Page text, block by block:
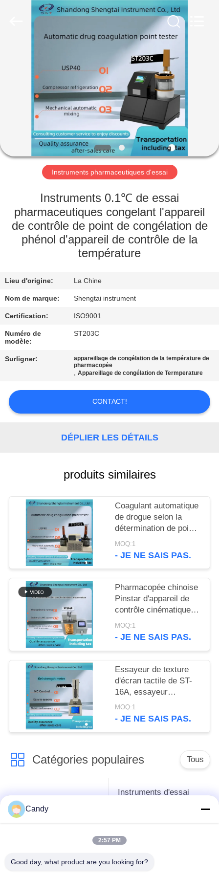
PRODUITS
SUJET
DE
NOUS
VISITE
D'USINE
CONTRÔLE
CONTACTEZ-
NOUS
DEMANDEZ
UNE
PLAN
Instruments pharmaceutiques d'essai
Instruments 0.1℃ de essai
pharmaceutiques congelant l'appareil
de contrôle de point de congélation de
phénol d'appareil de contrôle de la
température
Lieu d'origine: La Chine
Nom de marque: Shengtai instrument
Certification: ISO9001
Numéro de
modèle:
ST203C
Surligner:
appareillage de congélation de la température de
pharmacopée
,Appareillage de congélation de Termperature
CONTACT!
DÉPLIER LES DÉTAILS
produits similaires
Coagulant automatique
de drogue selon la
détermination de point
de congélation USP40
651
MOQ:1
- JE NE SAIS PAS.
Pharmacopée chinoise
Pinstar d'appareil de
contrôle cinématique
automatique de
viscosité de ST204B
MOQ:1
- JE NE SAIS PAS.
Essayeur de texture
d'écran tactile de ST-
16A, essayeur
médicinal de
concentration de
MOQ:1
- JE NE SAIS PAS.
Catégories populaires Tous
instruments de essai
de pétrole
Instruments d'essai
graisse
Équipement d'essai
d'huile de
Candy
2:57 PM
Good day, what product are you looking for?